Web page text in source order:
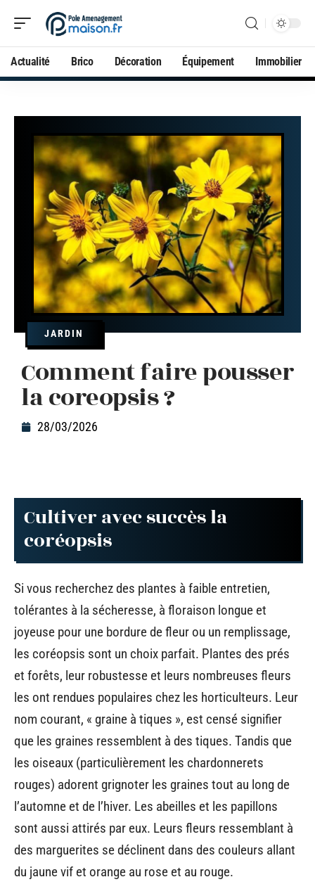
Actualité Brico Décoration Équipement Immobilier
JARDIN
Comment faire pousser
la coreopsis ?
28/03/2026
Cultiver avec succès la
coréopsis
Si vous recherchez des plantes à faible entretien,
tolérantes à la sécheresse, à floraison longue et
joyeuse pour une bordure de fleur ou un remplissage,
les coréopsis sont un choix parfait. Plantes des prés
et forêts, leur robustesse et leurs nombreuses fleurs
les ont rendues populaires chez les horticulteurs. Leur
nom courant, « graine à tiques », est censé signifier
que les graines ressemblent à des tiques. Tandis que
les oiseaux (particulièrement les chardonnerets
rouges) adorent grignoter les graines tout au long de
l’automne et de l’hiver. Les abeilles et les papillons
sont aussi attirés par eux. Leurs fleurs ressemblant à
des marguerites se déclinent dans des couleurs allant
du jaune vif et orange au rose et au rouge.